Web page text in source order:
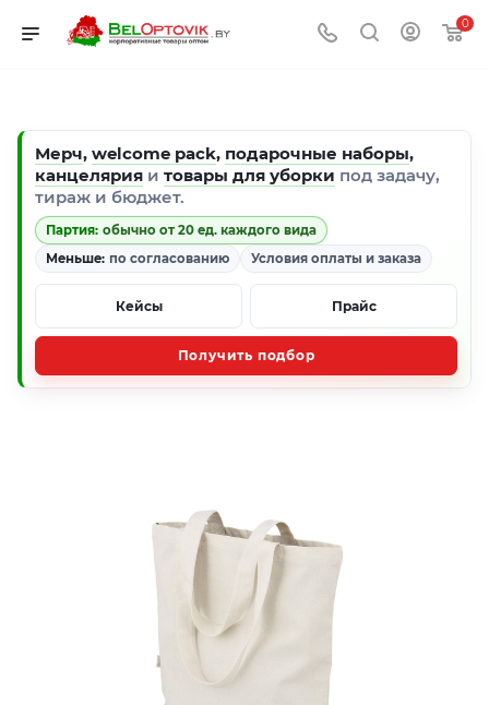
0
Мерч, welcome pack, подарочные наборы,
канцелярия и товары для уборки под задачу,
тираж и бюджет.
Партия: обычно от 20 ед. каждого вида
Меньше: по согласованию Условия оплаты и заказа
Кейсы Прайс
Получить подбор